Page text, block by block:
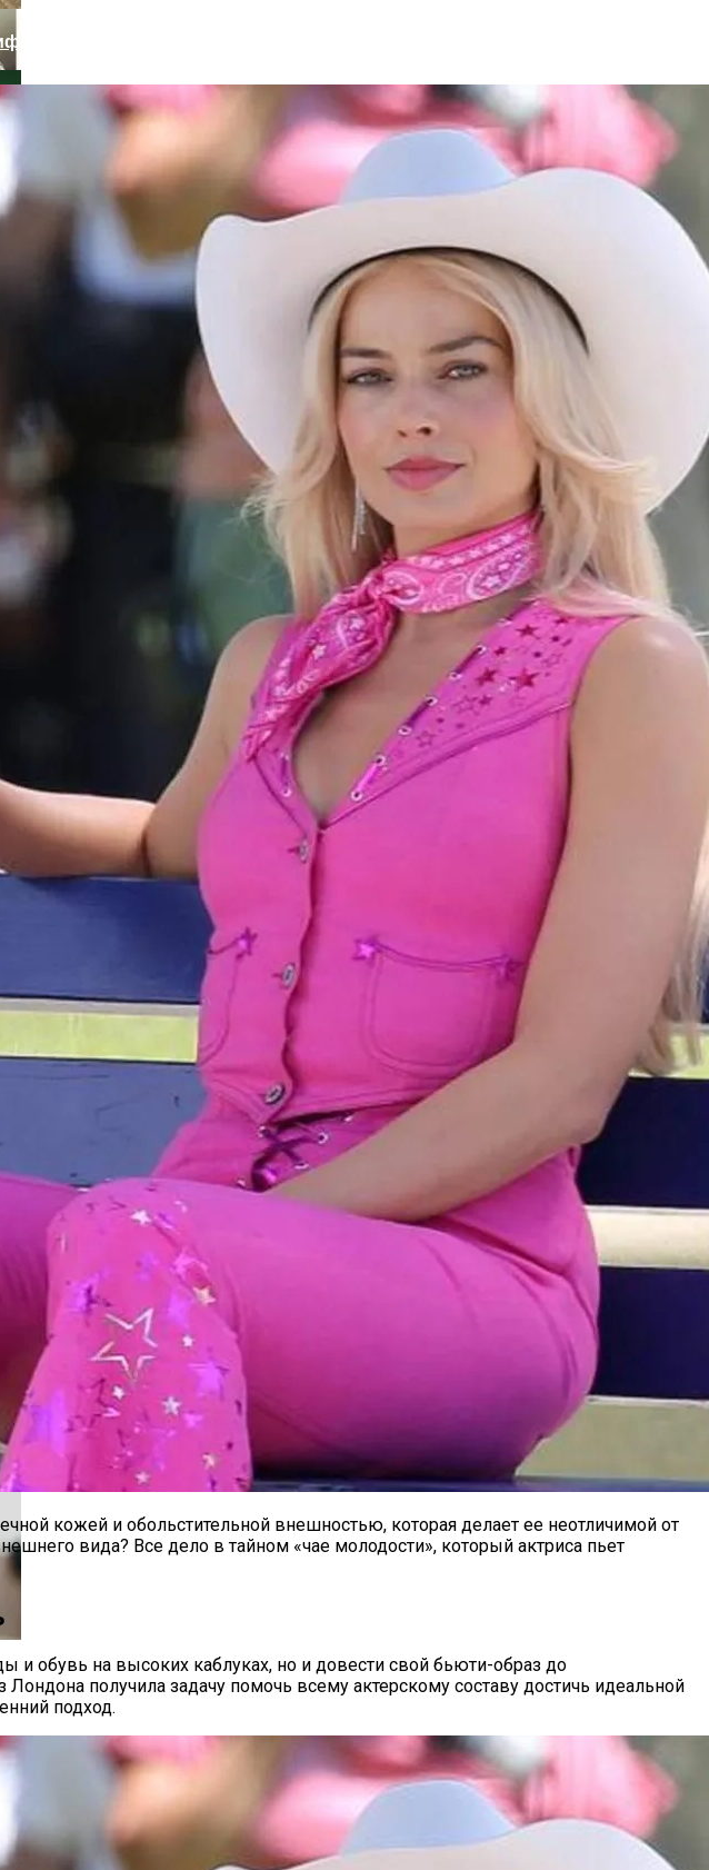
В Очереди
кожей и обольстительной внешностью, которая делает ее неотличимой от
вида? Все дело в тайном «чае молодости», который актриса пьет
и обувь на высоких каблуках, но и довести свой бьюти-образ до
получила задачу помочь всему актерскому составу достичь идеальной
подход.